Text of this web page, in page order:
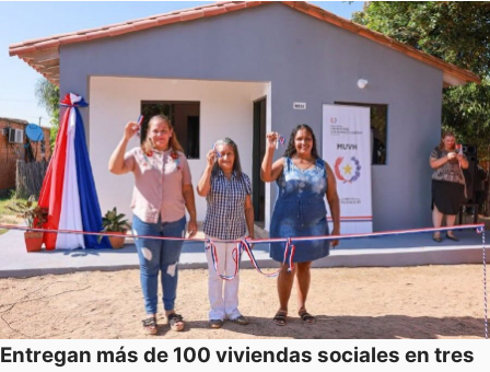
Entregan más de 100 viviendas sociales en tres